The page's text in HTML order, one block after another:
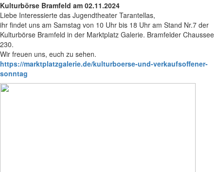
Kulturbörse Bramfeld am 02.11.2024
Liebe Interessierte das Jugendtheater Tarantellas,
ihr findet uns am Samstag von 10 Uhr bis 18 Uhr am Stand Nr.7 der
Kulturbörse Bramfeld in der Marktplatz Galerie. Bramfelder Chaussee
230.
Wir freuen uns, euch zu sehen.
https://marktplatzgalerie.de/kulturboerse-und-verkaufsoffener-
sonntag